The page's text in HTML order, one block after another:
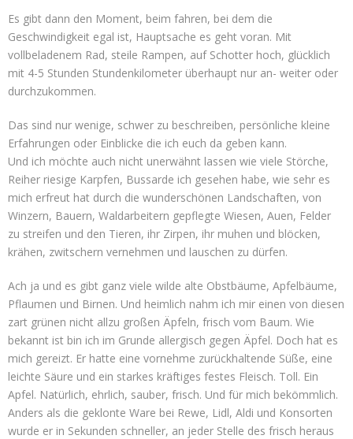
Es gibt dann den Moment, beim fahren, bei dem die
Geschwindigkeit egal ist, Hauptsache es geht voran. Mit
vollbeladenem Rad, steile Rampen, auf Schotter hoch, glücklich
mit 4-5 Stunden Stundenkilometer überhaupt nur an- weiter oder
durchzukommen.
Das sind nur wenige, schwer zu beschreiben, persönliche kleine
Erfahrungen oder Einblicke die ich euch da geben kann.
Und ich möchte auch nicht unerwähnt lassen wie viele Störche,
Reiher riesige Karpfen, Bussarde ich gesehen habe, wie sehr es
mich erfreut hat durch die wunderschönen Landschaften, von
Winzern, Bauern, Waldarbeitern gepflegte Wiesen, Auen, Felder
zu streifen und den Tieren, ihr Zirpen, ihr muhen und blöcken,
krähen, zwitschern vernehmen und lauschen zu dürfen.
Ach ja und es gibt ganz viele wilde alte Obstbäume, Apfelbäume,
Pflaumen und Birnen. Und heimlich nahm ich mir einen von diesen
zart grünen nicht allzu großen Äpfeln, frisch vom Baum. Wie
bekannt ist bin ich im Grunde allergisch gegen Äpfel. Doch hat es
mich gereizt. Er hatte eine vornehme zurückhaltende Süße, eine
leichte Säure und ein starkes kräftiges festes Fleisch. Toll. Ein
Apfel. Natürlich, ehrlich, sauber, frisch. Und für mich bekömmlich.
Anders als die geklonte Ware bei Rewe, Lidl, Aldi und Konsorten
wurde er in Sekunden schneller, an jeder Stelle des frisch heraus